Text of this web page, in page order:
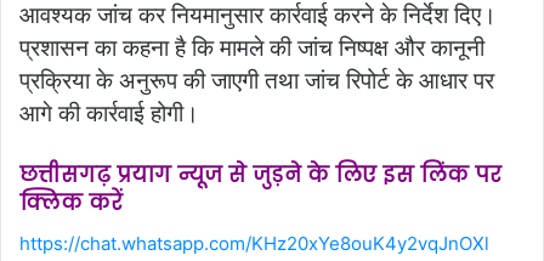
आवश्यक जांच कर नियमानुसार कार्रवाई करने के निर्देश दिए।
प्रशासन का कहना है कि मामले की जांच निष्पक्ष और कानूनी
प्रक्रिया के अनुरूप की जाएगी तथा जांच रिपोर्ट के आधार पर
आगे की कार्रवाई होगी।
छत्तीसगढ़ प्रयाग न्यूज से जुड़ने के लिए इस लिंक पर
क्लिक करें
https://chat.whatsapp.com/KHz20xYe8ouK4y2vqJnOXl